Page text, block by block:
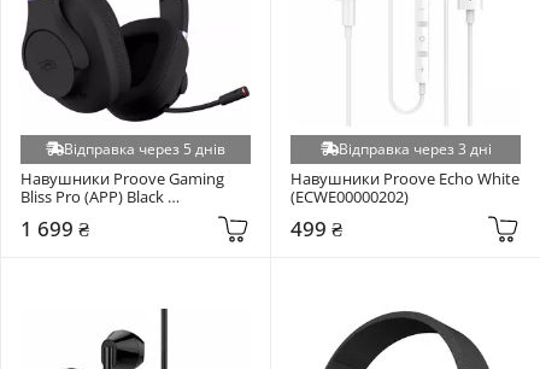
Відправка через 5 днів
Навушники Proove Gaming
Bliss Pro (APP) Black
1 699 ₴
Відправка через 3 дні
Навушники Proove Echo White
(ECWE00000202)
499 ₴